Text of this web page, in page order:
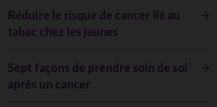
Réduire le risque de cancer lié au
tabac chez les jeunes
Sept façons de prendre soin de soi
après un cancer